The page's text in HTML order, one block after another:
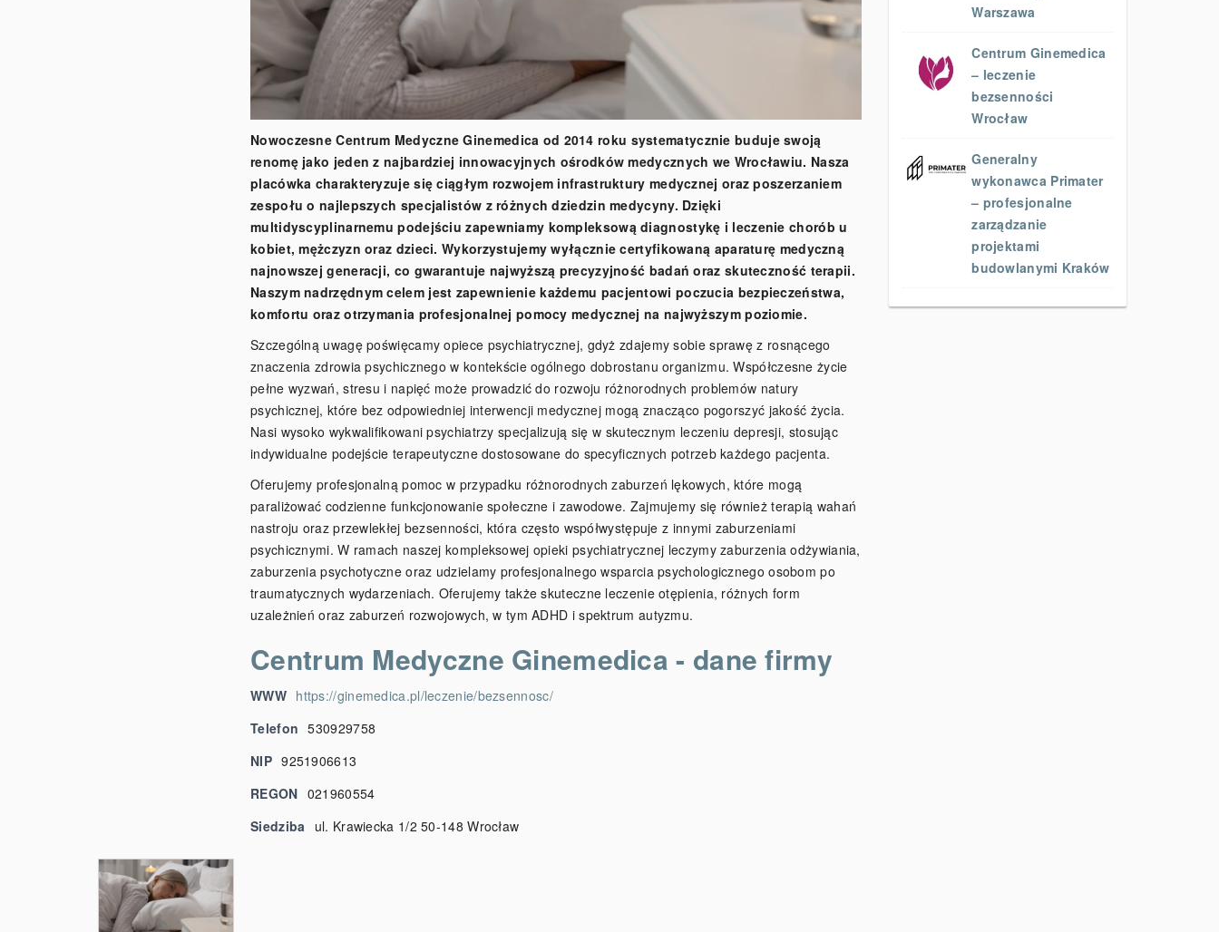
Nowoczesne Centrum Medyczne Ginemedica od 2014 roku systematycznie buduje swoją
renomę jako jeden z najbardziej innowacyjnych ośrodków medycznych we Wrocławiu. Nasza
placówka charakteryzuje się ciągłym rozwojem infrastruktury medycznej oraz poszerzaniem
zespołu o najlepszych specjalistów z różnych dziedzin medycyny. Dzięki
multidyscyplinarnemu podejściu zapewniamy kompleksową diagnostykę i leczenie chorób u
kobiet, mężczyzn oraz dzieci. Wykorzystujemy wyłącznie certyfikowaną aparaturę medyczną
najnowszej generacji, co gwarantuje najwyższą precyzyjność badań oraz skuteczność terapii.
Naszym nadrzędnym celem jest zapewnienie każdemu pacjentowi poczucia bezpieczeństwa,
komfortu oraz otrzymania profesjonalnej pomocy medycznej na najwyższym poziomie.
Szczególną uwagę poświęcamy opiece psychiatrycznej, gdyż zdajemy sobie sprawę z rosnącego
znaczenia zdrowia psychicznego w kontekście ogólnego dobrostanu organizmu. Współczesne życie
pełne wyzwań, stresu i napięć może prowadzić do rozwoju różnorodnych problemów natury
psychicznej, które bez odpowiedniej interwencji medycznej mogą znacząco pogorszyć jakość życia.
Nasi wysoko wykwalifikowani psychiatrzy specjalizują się w skutecznym leczeniu depresji, stosując
indywidualne podejście terapeutyczne dostosowane do specyficznych potrzeb każdego pacjenta.
Oferujemy profesjonalną pomoc w przypadku różnorodnych zaburzeń lękowych, które mogą
paraliżować codzienne funkcjonowanie społeczne i zawodowe. Zajmujemy się również terapią wahań
nastroju oraz przewlekłej bezsenności, która często współwystępuje z innymi zaburzeniami
psychicznymi. W ramach naszej kompleksowej opieki psychiatrycznej leczymy zaburzenia odżywiania,
zaburzenia psychotyczne oraz udzielamy profesjonalnego wsparcia psychologicznego osobom po
traumatycznych wydarzeniach. Oferujemy także skuteczne leczenie otępienia, różnych form
uzależnień oraz zaburzeń rozwojowych, w tym ADHD i spektrum autyzmu.
Centrum Medyczne Ginemedica - dane firmy
WWW https://ginemedica.pl/leczenie/bezsennosc/
Telefon 530929758
NIP 9251906613
REGON 021960554
Siedziba
ul. Krawiecka 1/2 50-148 Wrocław
Warszawa
Centrum Ginemedica
– leczenie
bezsenności
Wrocław
Generalny
wykonawca Primater
– profesjonalne
zarządzanie
projektami
budowlanymi Kraków